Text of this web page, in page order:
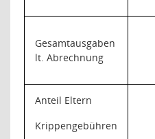
Gesamtausgaben
lt. Abrechnung
Anteil Eltern
Krippengebühren